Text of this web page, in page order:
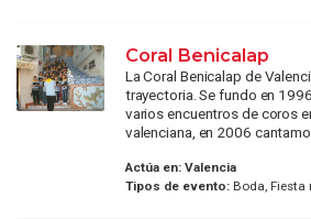
Coral Benicalap
La Coral Benicalap de
trayectoria. Se fundo en
varios encuentros de coros
valenciana, en 2006
Actúa en: Valencia
Tipos de evento:Boda, Fiesta